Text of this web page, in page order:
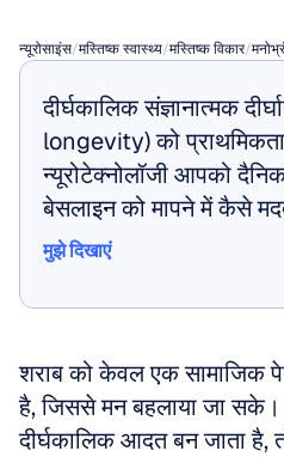
न्यूरोसाइंस/मस्तिष्क स्वास्थ्य/मस्तिष्क विकार/
दीर्घकालिक संज्ञानात्मक
longevity) को
न्यूरोटेक्नोलॉजी आपको
बेसलाइन को मापने में कैसे
मुझे दिखाएं
शराब को केवल एक सामाजिक
है, जिससे मन बहलाया जा
दीर्घकालिक आदत बन जाता